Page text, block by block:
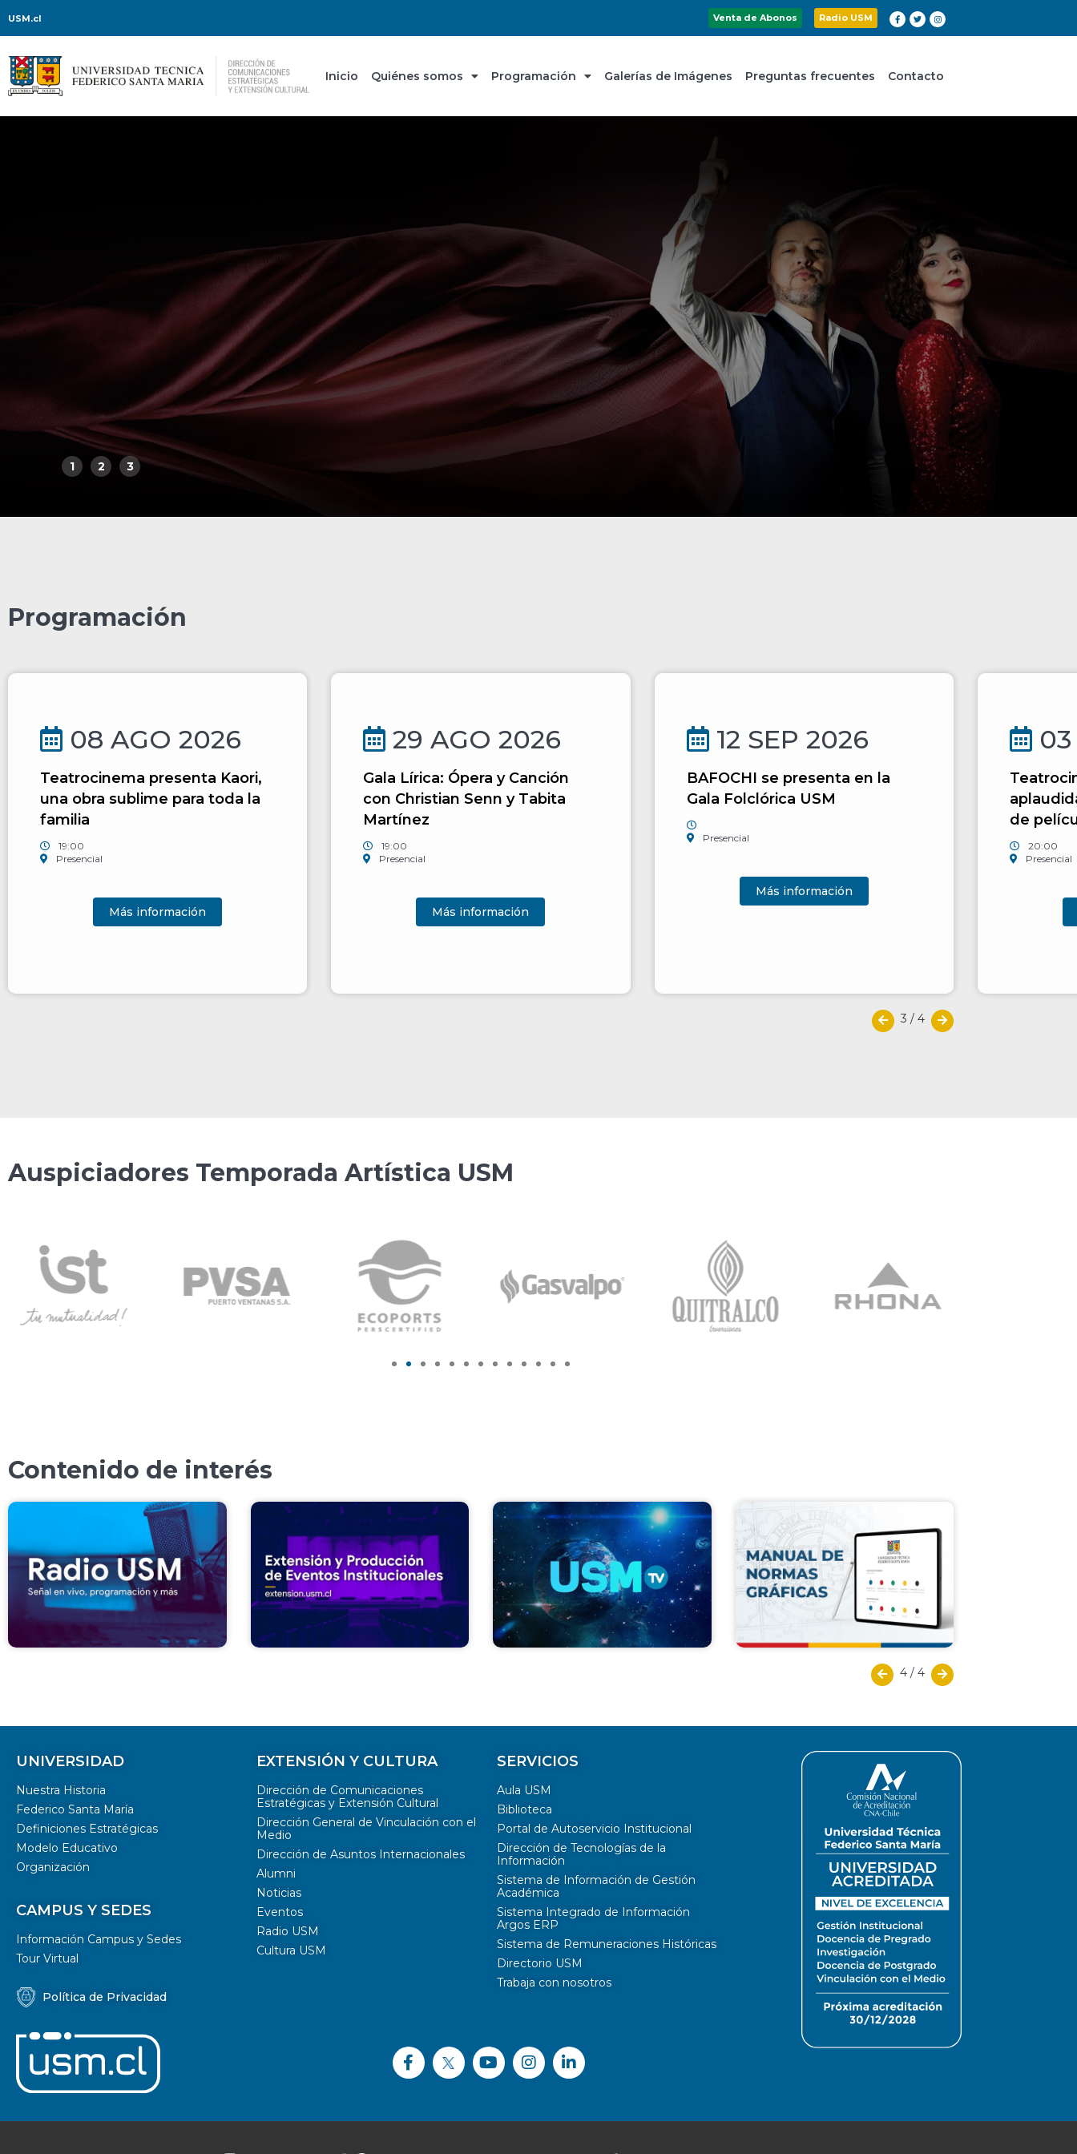
USM.cl Venta de Abonos Radio USM
Inicio Quiénes somos Programación Galerías de Imágenes Preguntas frecuentes Contacto
Gran Gala Lírica con Christian
Senn y Tabita Matínez
En este concierto, el destacado barítono y la aplaudida
soprano actuarán junto a la pianista Leonora Letelier.
1 2 3
Programación
08 AGO 2026
Teatrocinema presenta Kaori,
una obra sublime para toda la
familia
19:00
Presencial
Más información
29 AGO 2026
Gala Lírica: Ópera y Canción
con Christian Senn y Tabita
Martínez
19:00
Presencial
Más información
12 SEP 2026
BAFOCHI se presenta en la
Gala Folclórica USM
Presencial
Más información
03
de
20:00
Presencial
3 / 4
Auspiciadores Temporada Artística USM
Contenido de interés
4 / 4
UNIVERSIDAD
Nuestra Historia
Federico Santa María
Definiciones Estratégicas
Modelo Educativo
Organización
CAMPUS Y SEDES
Información Campus y Sedes
Tour Virtual
Política de Privacidad
EXTENSIÓN Y CULTURA
Dirección de Comunicaciones
Estratégicas y Extensión Cultural
Dirección General de Vinculación con el
Medio
Dirección de Asuntos Internacionales
Alumni
Noticias
Eventos
Radio USM
Cultura USM
SERVICIOS
Aula USM
Biblioteca
Portal de Autoservicio Institucional
Dirección de Tecnologías de la
Información
Sistema de Información de Gestión
Académica
Sistema Integrado de Información
Argos ERP
Sistema de Remuneraciones Históricas
Directorio USM
Trabaja con nosotros